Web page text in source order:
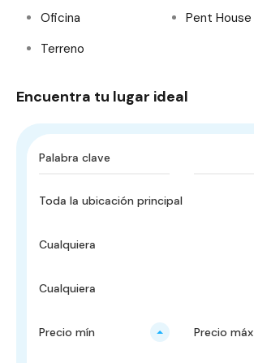
Oficina
Pent House
Terreno
Encuentra tu lugar ideal
Toda la ubicación principal
Cualquiera
Cualquiera
Precio mín Precio máx